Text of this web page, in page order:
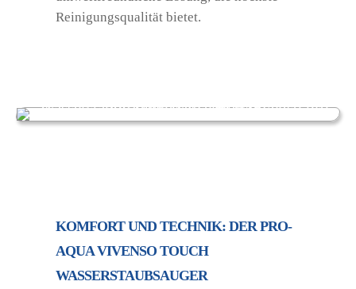
Reinigungsqualität bietet.
KOMFORT UND TECHNIK: DER PRO-
AQUA VIVENSO TOUCH
WASSERSTAUBSAUGER